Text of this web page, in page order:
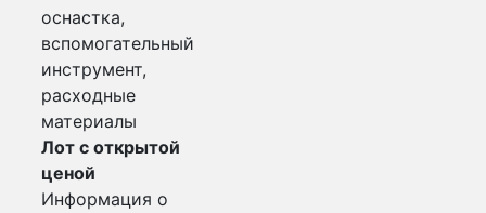
оснастка,
вспомогательный
инструмент,
расходные
материалы
Лот с открытой
ценой
Информация о